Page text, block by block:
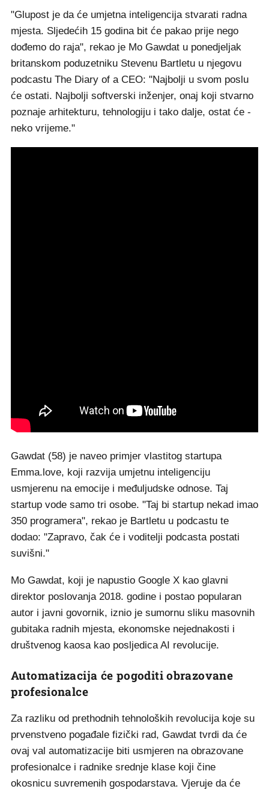
"Glupost je da će umjetna inteligencija stvarati radna
mjesta. Sljedećih 15 godina bit će pakao prije nego
dođemo do raja", rekao je Mo Gawdat u ponedjeljak
britanskom poduzetniku Stevenu Bartletu u njegovu
podcastu The Diary of a CEO: "Najbolji u svom poslu
će ostati. Najbolji softverski inženjer, onaj koji stvarno
poznaje arhitekturu, tehnologiju i tako dalje, ostat će -
neko vrijeme."
Gawdat (58) je naveo primjer vlastitog startupa
Emma.love, koji razvija umjetnu inteligenciju
usmjerenu na emocije i međuljudske odnose. Taj
startup vode samo tri osobe. "Taj bi startup nekad imao
350 programera", rekao je Bartletu u podcastu te
dodao: "Zapravo, čak će i voditelji podcasta postati
suvišni."
Mo Gawdat, koji je napustio Google X kao glavni
direktor poslovanja 2018. godine i postao popularan
autor i javni govornik, iznio je sumornu sliku masovnih
gubitaka radnih mjesta, ekonomske nejednakosti i
društvenog kaosa kao posljedica AI revolucije.
Automatizacija će pogoditi obrazovane
profesionalce
Za razliku od prethodnih tehnoloških revolucija koje su
prvenstveno pogađale fizički rad, Gawdat tvrdi da će
ovaj val automatizacije biti usmjeren na obrazovane
profesionalce i radnike srednje klase koji čine
okosnicu suvremenih gospodarstava. Vjeruje da će